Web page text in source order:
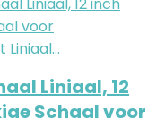
Liniaal, 12
Schaal voor